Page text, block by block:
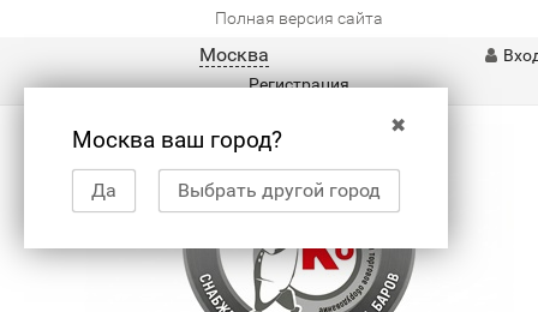
Полная версия сайта
Москва
✖
Москва ваш город?
Да Выбрать другой город
Регистрация